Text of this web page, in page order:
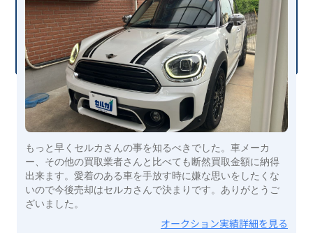
もっと早くセルカさんの事を知るべきでした。車メーカ
ー、その他の買取業者さんと比べても断然買取金額に納得
出来ます。愛着のある車を手放す時に嫌な思いをしたくな
いので今後売却はセルカさんで決まりです。ありがとうご
ざいました。
オークション実績詳細を見る